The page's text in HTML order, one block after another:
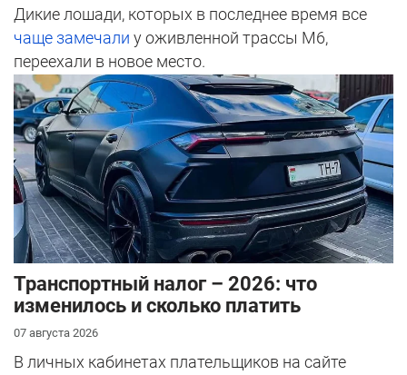
Дикие лошади, которых в последнее время все
чаще замечали у оживленной трассы М6,
переехали в новое место.
Транспортный налог – 2026: что
изменилось и сколько платить
07 августа 2026
В личных кабинетах плательщиков на сайте